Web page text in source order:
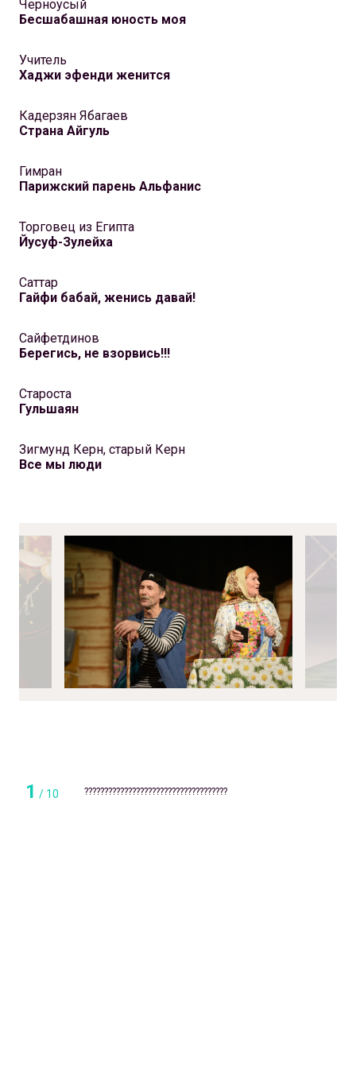
Черноусый
Бесшабашная юность моя
Учитель
Хаджи эфенди женится
Кадерзян Ябагаев
Страна Айгуль
Гимран
Парижский парень Альфанис
Торговец из Египта
Йусуф-Зулейха
Саттар
Гайфи бабай, женись давай!
Сайфетдинов
Берегись, не взорвись!!!
Староста
Гульшаян
Зигмунд Керн, старый Керн
Все мы люди
1 / 10 ????????????????????????????????????